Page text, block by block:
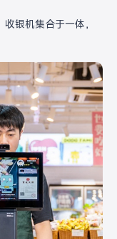
银机集合于一体，